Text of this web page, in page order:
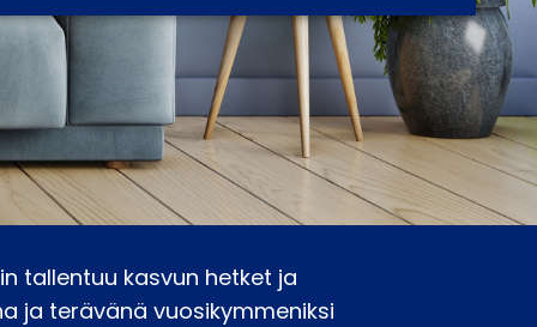
tallentuu kasvun hetket ja
ja terävänä vuosikymmeniksi